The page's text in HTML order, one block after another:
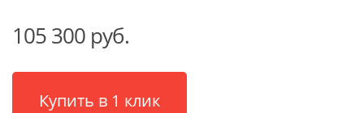
105 300 руб.
Купить в 1 клик